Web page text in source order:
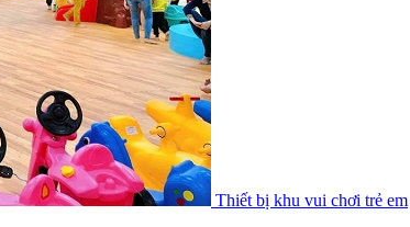
Thiết bị khu vui chơi trẻ em